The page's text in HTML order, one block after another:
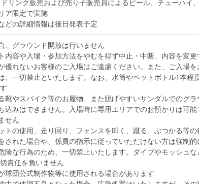
ア限定で実施
どの詳細情報は後日発表予定
、グラウンド開放は行いません
内容や入場・参加方法をやむを得ず中止・中断、内容を変
優れないお客様のご入場はご遠慮ください。また、ご入場
、一切禁止といたします。なお、水筒やペットボトル1本
靴やスパイク等のお履物、また脱げやすいサンダルでのグ
込みはできません。入場時に専用エリアでのお預かりは可能
せん
トの使用、走り回り、フェンスを叩く、蹴る、ぶつかる等
された場合や、係員の指示に従っていただけない方は強制
険な行為のため、一切禁止いたします。ダイブやモッシュ
責任を負いません
球団公式制作物等に使用される場合があります